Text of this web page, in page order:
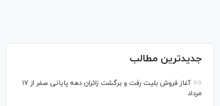
جدیدترین مطالب
آغاز فروش بلیت رفت و برگشت زائران دهه پایانی صفر از ۱۷
مرداد